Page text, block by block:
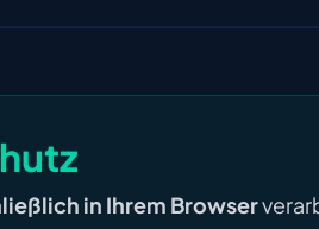
in Ihrem Browser